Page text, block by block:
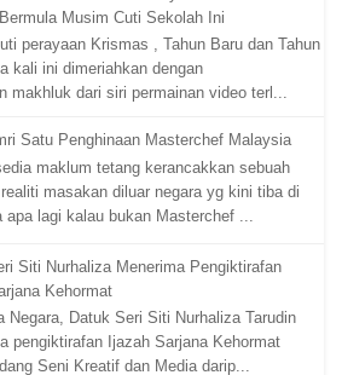
Musim Cuti Sekolah Ini
perayaan Krismas , Tahun Baru dan Tahun
kali ini dimeriahkan dengan
makhluk dari siri permainan video terl...
Satu Penghinaan Masterchef Malaysia
maklum tetang kerancakkan sebuah
masakan diluar negara yg kini tiba di
apa lagi kalau bukan Masterchef ...
Siti Nurhaliza Menerima Pengiktirafan
Kehormat
Negara, Datuk Seri Siti Nurhaliza Tarudin
pengiktirafan Ijazah Sarjana Kehormat
Seni Kreatif dan Media darip...